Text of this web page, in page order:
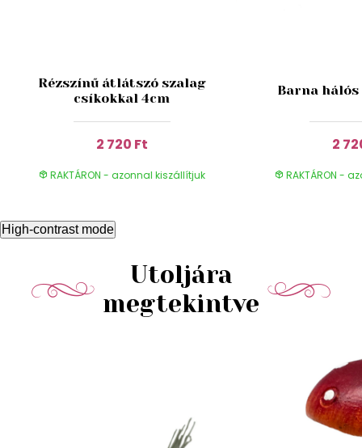
Rézszínű átlátszó szalag
csíkokkal 4cm
2 720 Ft
RAKTÁRON - azonnal kiszállítjuk
Barna
2
RAKTÁRON -
High-contrast mode
Utoljára
megtekintve